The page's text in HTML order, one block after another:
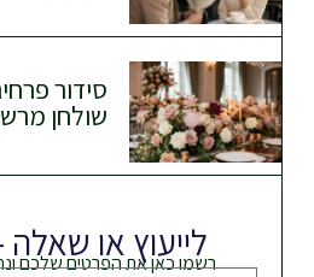
סידור
שולחן
לייעוץ או שאלה
רשמו כאן את הפרטים שלכם